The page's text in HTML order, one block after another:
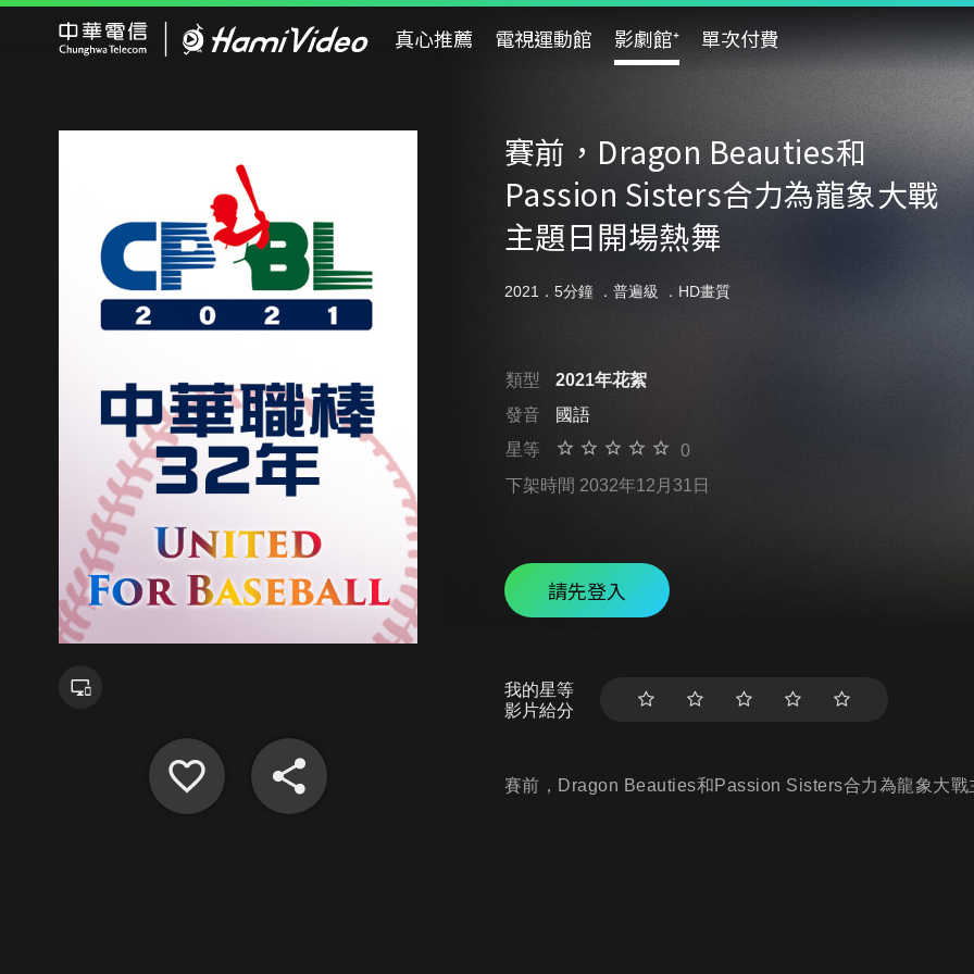
真心推薦 電視運動館 影劇館⁺ 單次付費
賽前，Dragon Beauties和
Passion Sisters合力為龍象大戰
主題日開場熱舞
2021．5分鐘 ． 普遍級 ．HD畫質
類型
2021年花絮
發音
國語
星等
0
下架時間 2032年12月31日
請先登入
我的星等
影片給分
賽前，Dragon Beauties和Passion Sisters合力為龍象大戰